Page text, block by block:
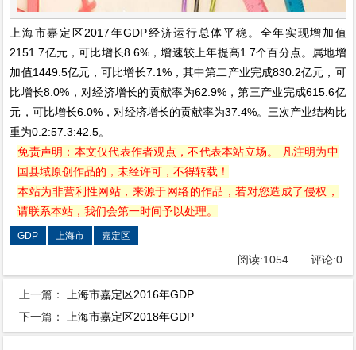
上海市嘉定区2017年GDP经济运行总体平稳。全年实现增加值
2151.7亿元，可比增长8.6%，增速较上年提高1.7个百分点。属地增
加值1449.5亿元，可比增长7.1%，其中第二产业完成830.2亿元，可
比增长8.0%，对经济增长的贡献率为62.9%，第三产业完成615.6亿
元，可比增长6.0%，对经济增长的贡献率为37.4%。三次产业结构比
重为0.2:57.3:42.5。
免责声明：本文仅代表作者观点，不代表本站立场。 凡注明为中
国县域原创作品的，未经许可，不得转载！
本站为非营利性网站，来源于网络的作品，若对您造成了侵权，
请联系本站，我们会第一时间予以处理。
GDP 上海市 嘉定区
阅读:1054评论:0
上一篇：
上海市嘉定区2016年GDP
下一篇：
上海市嘉定区2018年GDP